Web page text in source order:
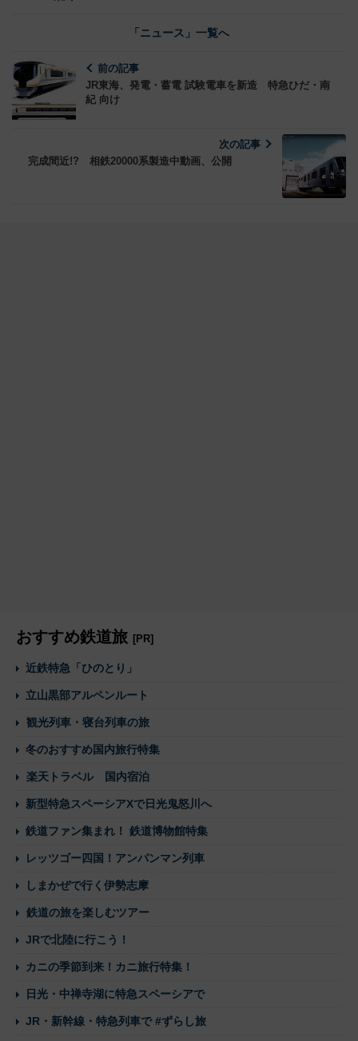
「ニュース」一覧へ
前の記事
JR東海、発電・蓄電 試験電車を新造 特急ひだ・南
紀 向け
次の記事
完成間近!? 相鉄20000系製造中動画、公開
おすすめ鉄道旅 [PR]
近鉄特急「ひのとり」
立山黒部アルペンルート
観光列車・寝台列車の旅
冬のおすすめ国内旅行特集
楽天トラベル 国内宿泊
新型特急スペーシアXで日光鬼怒川へ
鉄道ファン集まれ！ 鉄道博物館特集
レッツゴー四国！アンパンマン列車
しまかぜで行く伊勢志摩
鉄道の旅を楽しむツアー
JRで北陸に行こう！
カニの季節到来！カニ旅行特集！
日光・中禅寺湖に特急スペーシアで
JR・新幹線・特急列車で #ずらし旅